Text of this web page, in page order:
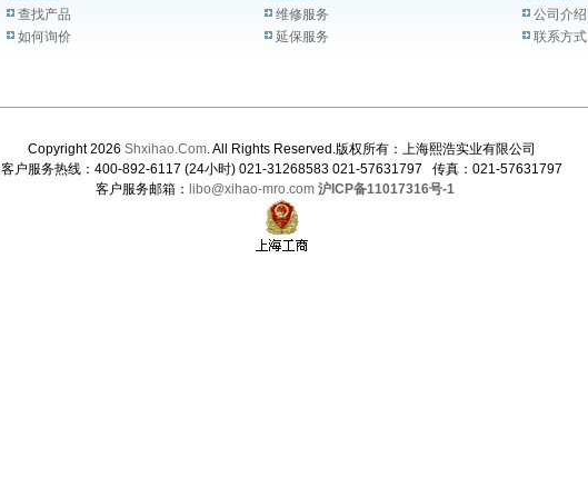
查找产品
如何询价
维修服务
延保服务
公司介绍
联系方式
Copyright 2026 Shxihao.Com. All Rights Reserved.版权所有：上海熙浩实业有限公司
客户服务热线：400-892-6117 (24小时) 021-31268583 021-57631797 传真：021-57631797
客户服务邮箱： libo@xihao-mro.com 沪ICP备11017316号-1